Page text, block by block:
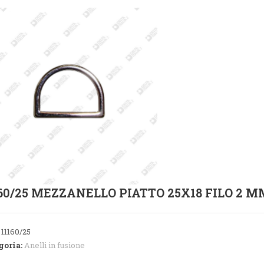
25 MEZZANELLO PIATTO 25X18 FILO 2
11160/25
Anelli in fusione